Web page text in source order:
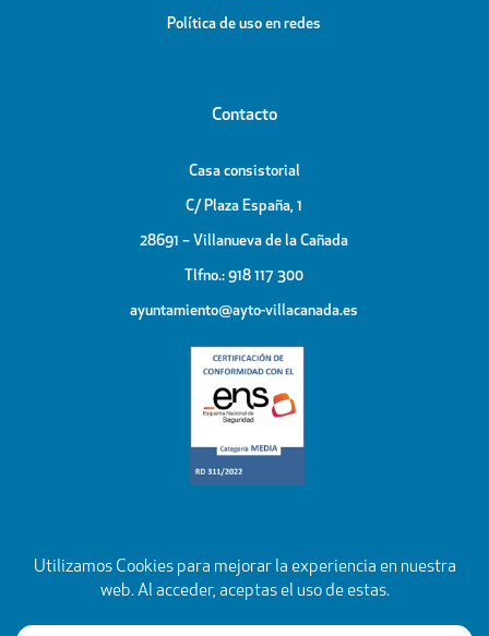
Política de uso en redes
Contacto
Casa consistorial
C/ Plaza España, 1
28691 – Villanueva de la Cañada
Tlfno.: 918 117 300
ayuntamiento@ayto-villacanada.es